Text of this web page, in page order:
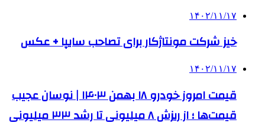
۱۴۰۲/۱۱/۱۷
خیز شرکت مونتاژکار برای تصاحب سایپا + عکس
۱۴۰۲/۱۱/۱۷
قیمت امروز خودرو ۱۸ بهمن ۱۴۰۳ | نوسان عجیب
قیمت‌ها ؛ از ریزش ۸ میلیونی تا رشد ۳۳ میلیونی